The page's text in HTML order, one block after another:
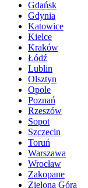
Gdańsk
Gdynia
Katowice
Kielce
Kraków
Łódź
Lublin
Olsztyn
Opole
Poznań
Rzeszów
Sopot
Szczecin
Toruń
Warszawa
Wrocław
Zakopane
Zielona Góra